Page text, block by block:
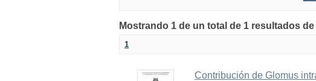
Mostrando 1 de un total de 1 resultados
1
Contribución de Glomus